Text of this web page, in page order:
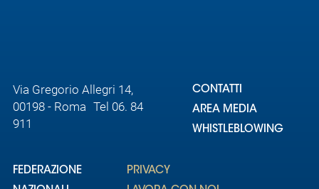
Via Gregorio Allegri 14,
00198 - Roma Tel 06. 84
911
CONTATTI
AREA MEDIA
WHISTLEBLOWING
FEDERAZIONE
PRIVACY